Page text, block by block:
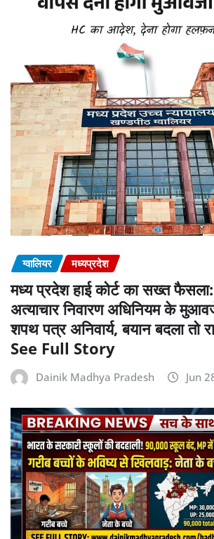
ग्वालियर मध्यप्रदेश
मध्य प्रदेश हाई कोर्ट का सख्त
अत्याचार निवारण अधिनियम के
शपथ पत्र अनिवार्य, बयान बदला तो
See Full Story
Dainik Madhya Pradesh Jun